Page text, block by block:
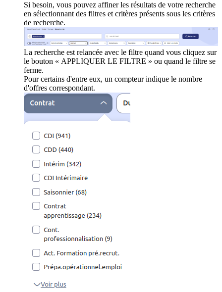
Si besoin, vous pouvez affiner les résultats de votre recherche
en sélectionnant des filtres et critères présents sous les critères
de recherche.
La recherche est relancée avec le filtre quand vous cliquez sur
le bouton « APPLIQUER LE FILTRE » ou quand le filtre se
ferme.
Pour certains d'entre eux, un compteur indique le nombre
d'offres correspondant.